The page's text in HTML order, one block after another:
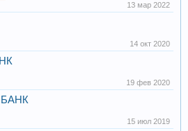
13 мар 2022
14 окт 2020
19 фев 2020
15 июл 2019